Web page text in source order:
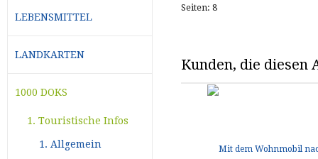
Seiten: 8
Kunden, die diesen
LEBENSMITTEL
LANDKARTEN
1000 DOKS
1. Touristische Infos
1. Allgemein